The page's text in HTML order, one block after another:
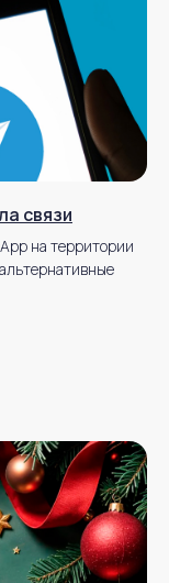
связи
на территории